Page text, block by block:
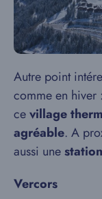
Autre point
comme en hiver :
cevillage
agréable. A
aussi une
Vercors